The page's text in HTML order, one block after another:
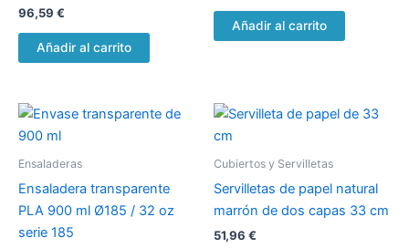
96,59 €
Añadir al carrito
Añadir al carrito
Ensaladeras
Ensaladera transparente
PLA 900 ml Ø185 / 32 oz
serie 185
Cubiertos y Servilletas
Servilletas de papel natural
marrón de dos capas 33 cm
51,96 €